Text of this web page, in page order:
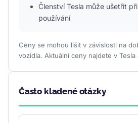
Členství Tesla může ušetřit
používání
Ceny se mohou lišit v závislosti na
vozidla. Aktuální ceny najdete v Tesla
Často kladené otázky